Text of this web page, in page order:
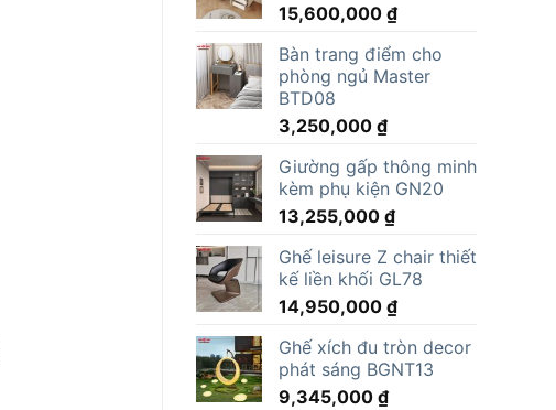
15,600,000 ₫
Bàn trang điểm cho
phòng ngủ Master
BTD08
3,250,000 ₫
Giường gấp thông minh
kèm phụ kiện GN20
13,255,000 ₫
Ghế leisure Z chair thiết
kế liền khối GL78
14,950,000 ₫
Ghế xích đu tròn decor
phát sáng BGNT13
9,345,000 ₫